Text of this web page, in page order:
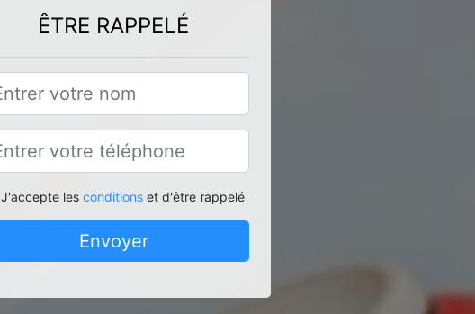
ÊTRE RAPPELÉ
J'accepte les conditionset d'être rappelé
Envoyer